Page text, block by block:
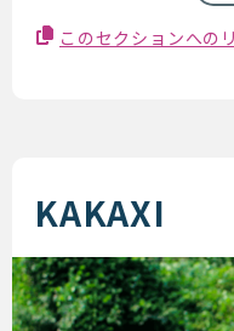
このセクションへの
KAKAXI